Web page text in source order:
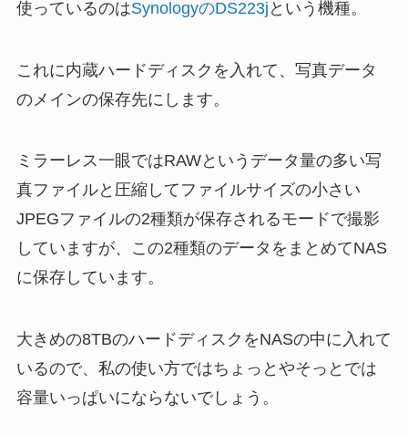
使っているのはSynologyのDS223j という機種。
これに内蔵ハードディスクを入れて、写真データ
のメインの保存先にします。
ミラーレス一眼ではRAWというデータ量の多い写
真ファイルと圧縮してファイルサイズの小さい
JPEGファイルの2種類が保存されるモードで撮影
していますが、この2種類のデータをまとめてNAS
に保存しています。
大きめの8TBのハードディスクをNASの中に入れて
いるので、私の使い方ではちょっとやそっとでは
容量いっぱいにならないでしょう。